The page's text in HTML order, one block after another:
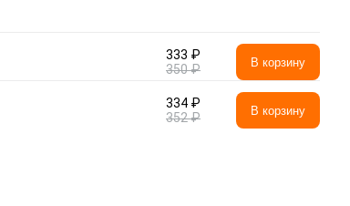
333 ₽
350 ₽
В корзину
334 ₽
352 ₽
В корзину